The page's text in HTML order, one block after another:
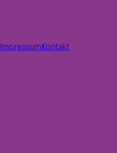
ImpressumKontakt